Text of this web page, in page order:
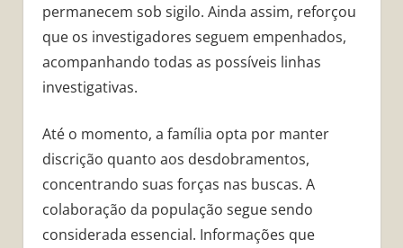
permanecem sob sigilo. Ainda assim, reforçou
que os investigadores seguem empenhados,
acompanhando todas as possíveis linhas
investigativas.
Até o momento, a família opta por manter
discrição quanto aos desdobramentos,
concentrando suas forças nas buscas. A
colaboração da população segue sendo
considerada essencial. Informações que